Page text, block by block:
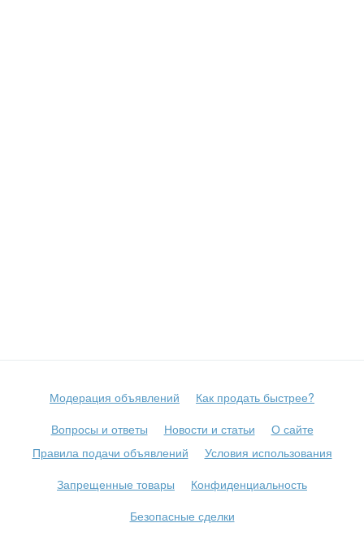
Модерация объявлений
Как продать быстрее?
Вопросы и ответы
Новости и статьи
О сайте
Правила подачи объявлений
Условия использования
Запрещенные товары
Конфиденциальность
Безопасные сделки